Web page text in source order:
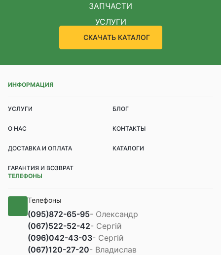
ЗАПЧАСТИ
УСЛУГИ
СКАЧАТЬ КАТАЛОГ
ИНФОРМАЦИЯ
УСЛУГИ БЛОГ
О НАС КОНТАКТЫ
ДОСТАВКА И ОПЛАТА КАТАЛОГИ
ГАРАНТИЯ И ВОЗВРАТ
ТЕЛЕФОНЫ
Телефоны
(095)872-65-95- Олександр
(067)522-52-42- Сергій
(096)042-43-03- Сергій
(067)120-27-20- Владислав